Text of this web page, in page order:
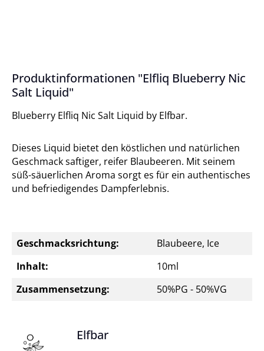
Produktinformationen "Elfliq Blueberry Nic
Salt Liquid"
Blueberry Elfliq Nic Salt Liquid by Elfbar.
Dieses Liquid bietet den köstlichen und natürlichen
Geschmack saftiger, reifer Blaubeeren. Mit seinem
süß-säuerlichen Aroma sorgt es für ein authentisches
und befriedigendes Dampferlebnis.
Geschmacksrichtung:
Blaubeere, Ice
Inhalt:
10ml
Zusammensetzung:
50%PG - 50%VG
Elfbar